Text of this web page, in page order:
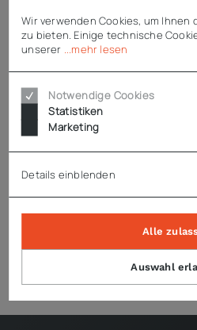
Dynamic Turbostab Junior
passend zu Motorblock Junior
perfekt emulgieren, mixen,
Verarbeitungsmenge: 1 - 10 l
Drehzahl: 3.000 - 12.000 U/min
zerlegbar, einfache Reinigung
Wir verwenden Cookies, um Ihnen
zu bieten. Einige technische
unserer ...mehr lesen
Notwendige Cookies
Statistiken
Marketing
Details einblenden
Auswahl
Alle